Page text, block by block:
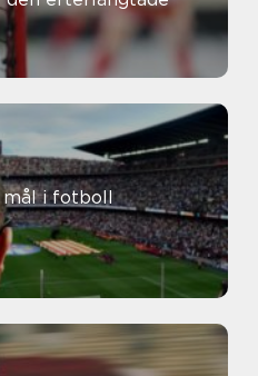
mål i fotboll